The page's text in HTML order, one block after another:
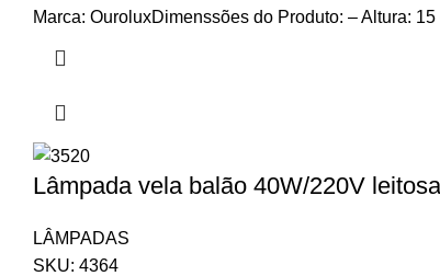
Marca: OuroluxDimenssões do Produto: – Altura:
Lâmpada vela balão 40W/220V
LÂMPADAS
SKU: 4364